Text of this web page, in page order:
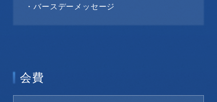
・バースデーメッセージ
会費